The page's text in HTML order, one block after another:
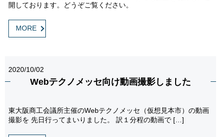
開しております。どうぞご覧ください。
MORE
2020/10/02
Webテクノメッセ向け動画撮影しました
東大阪商工会議所主催のWebテクノメッセ（仮想見本市）の動画
撮影を 先日行ってまいりました。 訳１分程の動画で […]